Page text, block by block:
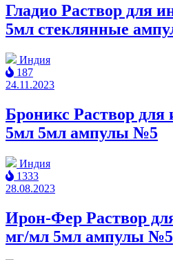
Гладио Раствор для
5мл cтеклянные
Индия
187
24.11.2023
Броникс Раствор для
5мл 5мл ампулы №5
Индия
1333
28.08.2023
Ирон-Фер Раствор
мг/мл 5мл ампулы №5